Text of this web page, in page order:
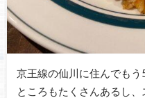
京王線の仙川に住んでも
ところもたくさんあるし